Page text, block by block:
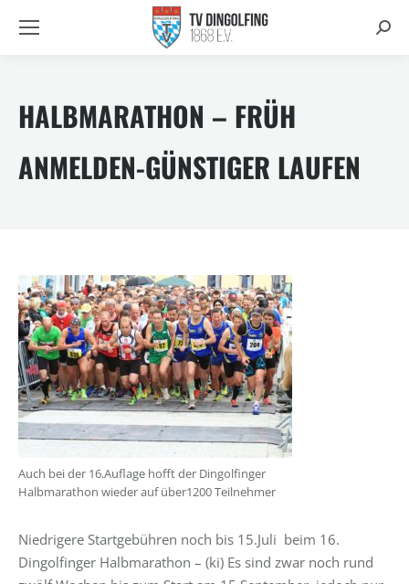
HALBMARATHON – FRÜH
ANMELDEN-GÜNSTIGER LAUFEN
Auch bei der 16.Auflage hofft der Dingolfinger
Halbmarathon wieder auf über1200 Teilnehmer
Niedrigere Startgebühren noch bis 15.Juli beim 16.
Dingolfinger Halbmarathon – (ki) Es sind zwar noch rund